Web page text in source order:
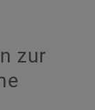
zur